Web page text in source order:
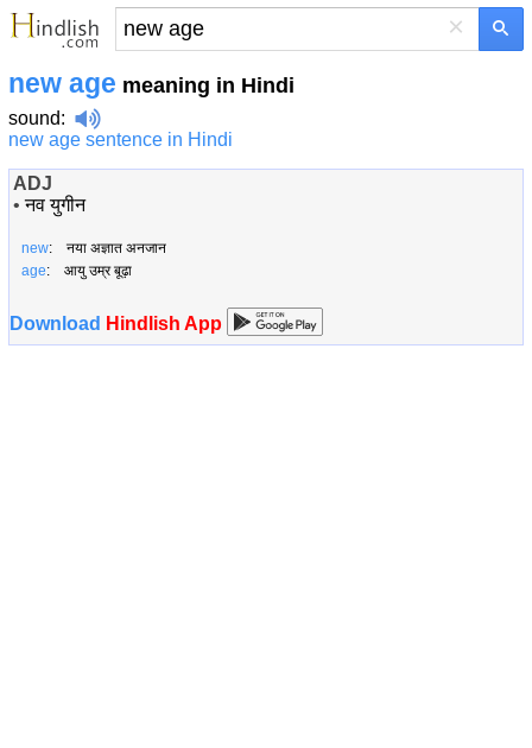
×
new age meaning in Hindi
sound:
new age sentence in Hindi
ADJ
•नव युगीन
new: नया अज्ञात अनजान
age: आयु उम्र बूढ़ा
Download Hindlish App